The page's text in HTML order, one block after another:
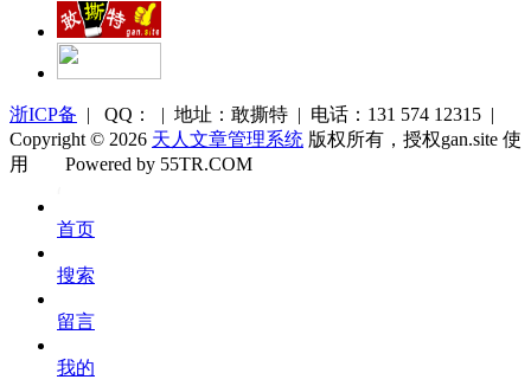
浙ICP备 | QQ： | 地址：敢撕特 | 电话：131 574 12315 |
Copyright © 2026 天人文章管理系统 版权所有，授权gan.site 使
用
库
Powered by 55TR.COM
首页
搜索
留言
我的